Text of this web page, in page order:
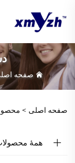
صفحه
صفحه اصلی >
همهٔ